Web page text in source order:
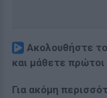
Ακολουθήστε
και μάθετε πρώτοι
Για ακόμη